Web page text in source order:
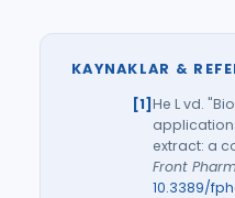
KAYNAKLAR &
He L vd.
extract: a
Front
10.3389/